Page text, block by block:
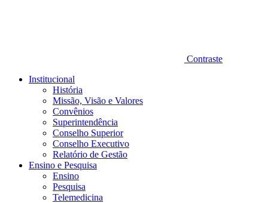
Contraste
Institucional
História
Missão, Visão e Valores
Convênios
Superintendência
Conselho Superior
Conselho Executivo
Relatório de Gestão
Ensino e Pesquisa
Ensino
Pesquisa
Telemedicina